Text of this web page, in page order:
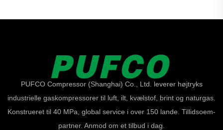
PUFCO Compressor (Shanghai) Co., Ltd. leverer højtryks
industrielle gaskompressorer til luft, ilt, kvælstof, brint og naturgas.
Konstrueret til 40 MPa, global service i over 150 lande. Tillidsoem-
partner. Anmod om et tilbud i dag.